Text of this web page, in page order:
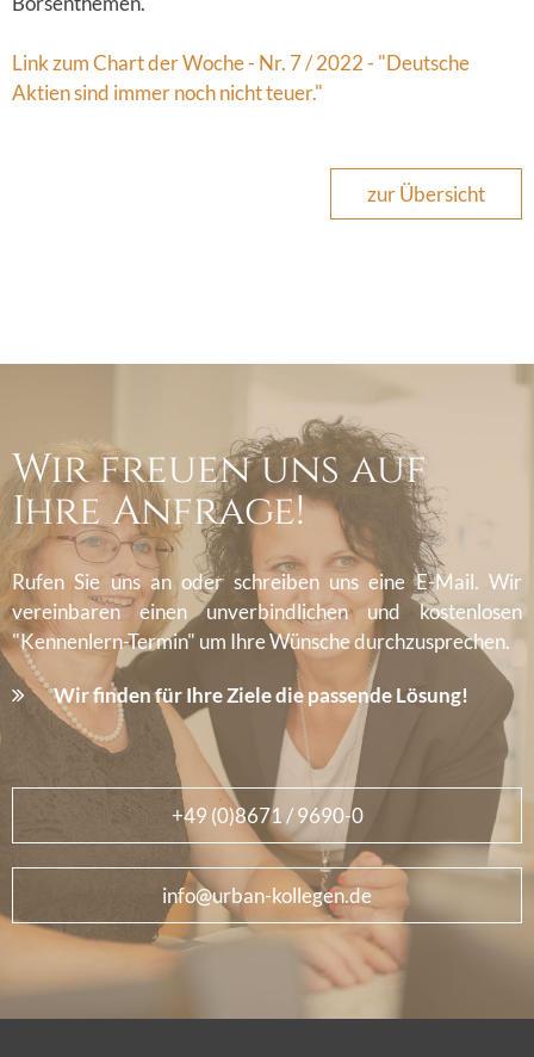
Link zum Chart der Woche - Nr. 7 / 2022 - "Deutsche
Aktien sind immer noch nicht teuer."
zur Übersicht
Wir freuen uns auf
Ihre Anfrage!
Rufen Sie uns an oder schreiben uns eine E-Mail. Wir
vereinbaren einen unverbindlichen und kostenlosen
"Kennenlern-Termin" um Ihre Wünsche durchzusprechen.
Wir finden für Ihre Ziele die passende Lösung!
+49 (0)8671 / 9690-0
info@urban-kollegen.de